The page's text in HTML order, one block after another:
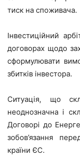
тиск на споживача.
Інвестиційний
договорах щодо
сформулювати
збитків інвестора.
Ситуація, що
неоднозначна і
Договорі до
зобов’язання
країни ЄС.